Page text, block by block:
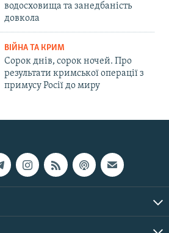
водосховища та занедбаність
довкола
ВІЙНА ТА КРИМ
Сорок днів, сорок ночей. Про
результати кримської операції з
примусу Росії до миру